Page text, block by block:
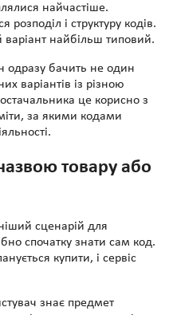
найчастіше.
і структуру кодів.
найбільш типовий.
одразу бачить не один
варіантів із різною
це корисно з
за якими кодами
товару або
сценарій для
спочатку знати сам код.
купити, і сервіс
знає предмет